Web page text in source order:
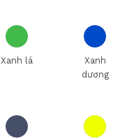
Xanh lá
Xanh
dương